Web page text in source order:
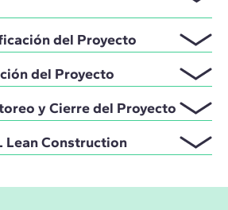
del Proyecto
del Proyecto
y Cierre del Proyecto
Lean Construction